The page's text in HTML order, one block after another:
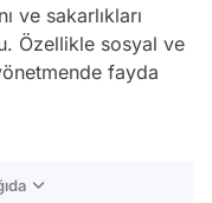
ve sakarlıkları
Özellikle sosyal ve
fayda